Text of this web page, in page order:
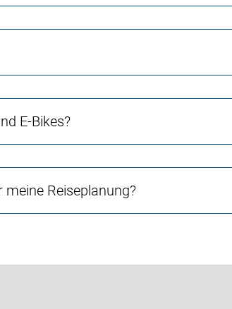
E-Bikes?
Reiseplanung?